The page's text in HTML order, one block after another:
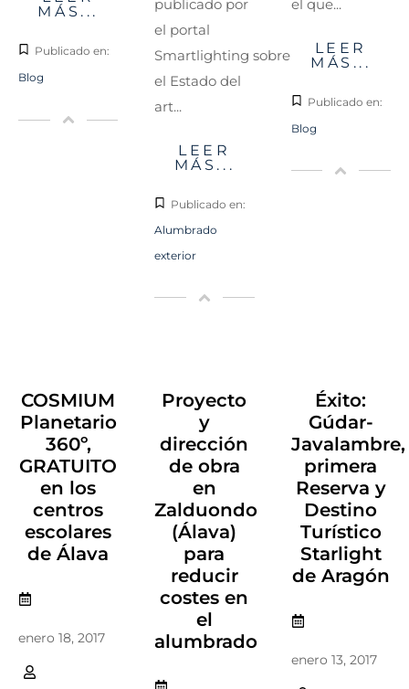
MÁS...
Publicado en:
Blog
publicado por
el portal
Smartlighting sobre
el Estado del
art...
LEER
MÁS...
Publicado en:
Alumbrado
exterior
el que...
LEER
MÁS...
Publicado en:
Blog
COSMIUM
Planetario
360º,
GRATUITO
en los
centros
escolares
de Álava
enero 18, 2017
Proyecto
y
dirección
de obra
en
Zalduondo
(Álava)
para
reducir
costes en
el
alumbrado
Éxito:
Gúdar-
Javalambre,
primera
Reserva y
Destino
Turístico
Starlight
de Aragón
enero 13, 2017